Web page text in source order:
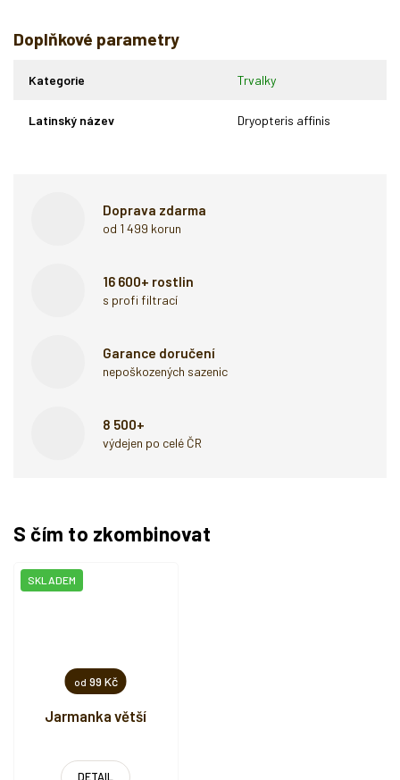
Doplňkové parametry
Kategorie Trvalky
Latinský název Dryopteris affinis
Doprava zdarma
od 1 499 korun
16 600+ rostlin
s profi filtrací
Garance doručení
nepoškozených sazenic
8 500+
výdejen po celé ČR
S čím to zkombinovat
od 99 Kč
Jarmanka větší
SKLADEM
DETAIL